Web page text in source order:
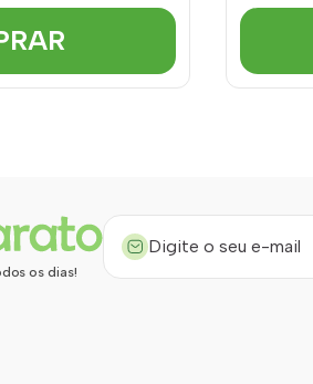
os dias!